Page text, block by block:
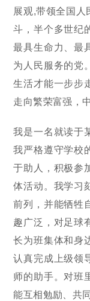
展观,带领全国人
斗，半个多世纪
最具生命力、最
为人民服务的党
生活才能一步步
走向繁荣富强，
我是一名就读于
我严格遵守学校
于助人，积极参
体活动。我学习
前列，并能牺牲
趣广泛，对足球
长为班集体和身
认真完成上级领
师的助手。对班
能互相勉励、共